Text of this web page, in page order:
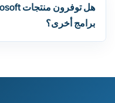
برامج أخرى؟